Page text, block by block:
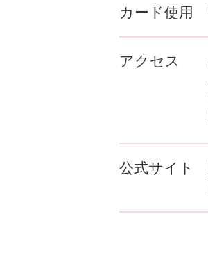
カード使用
アクセス
公式サイト